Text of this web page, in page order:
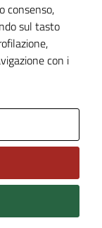
consenso,
sul tasto
con i